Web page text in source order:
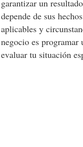
garantizar un
depende de sus
aplicables y
negocio es programar
evaluar tu situación